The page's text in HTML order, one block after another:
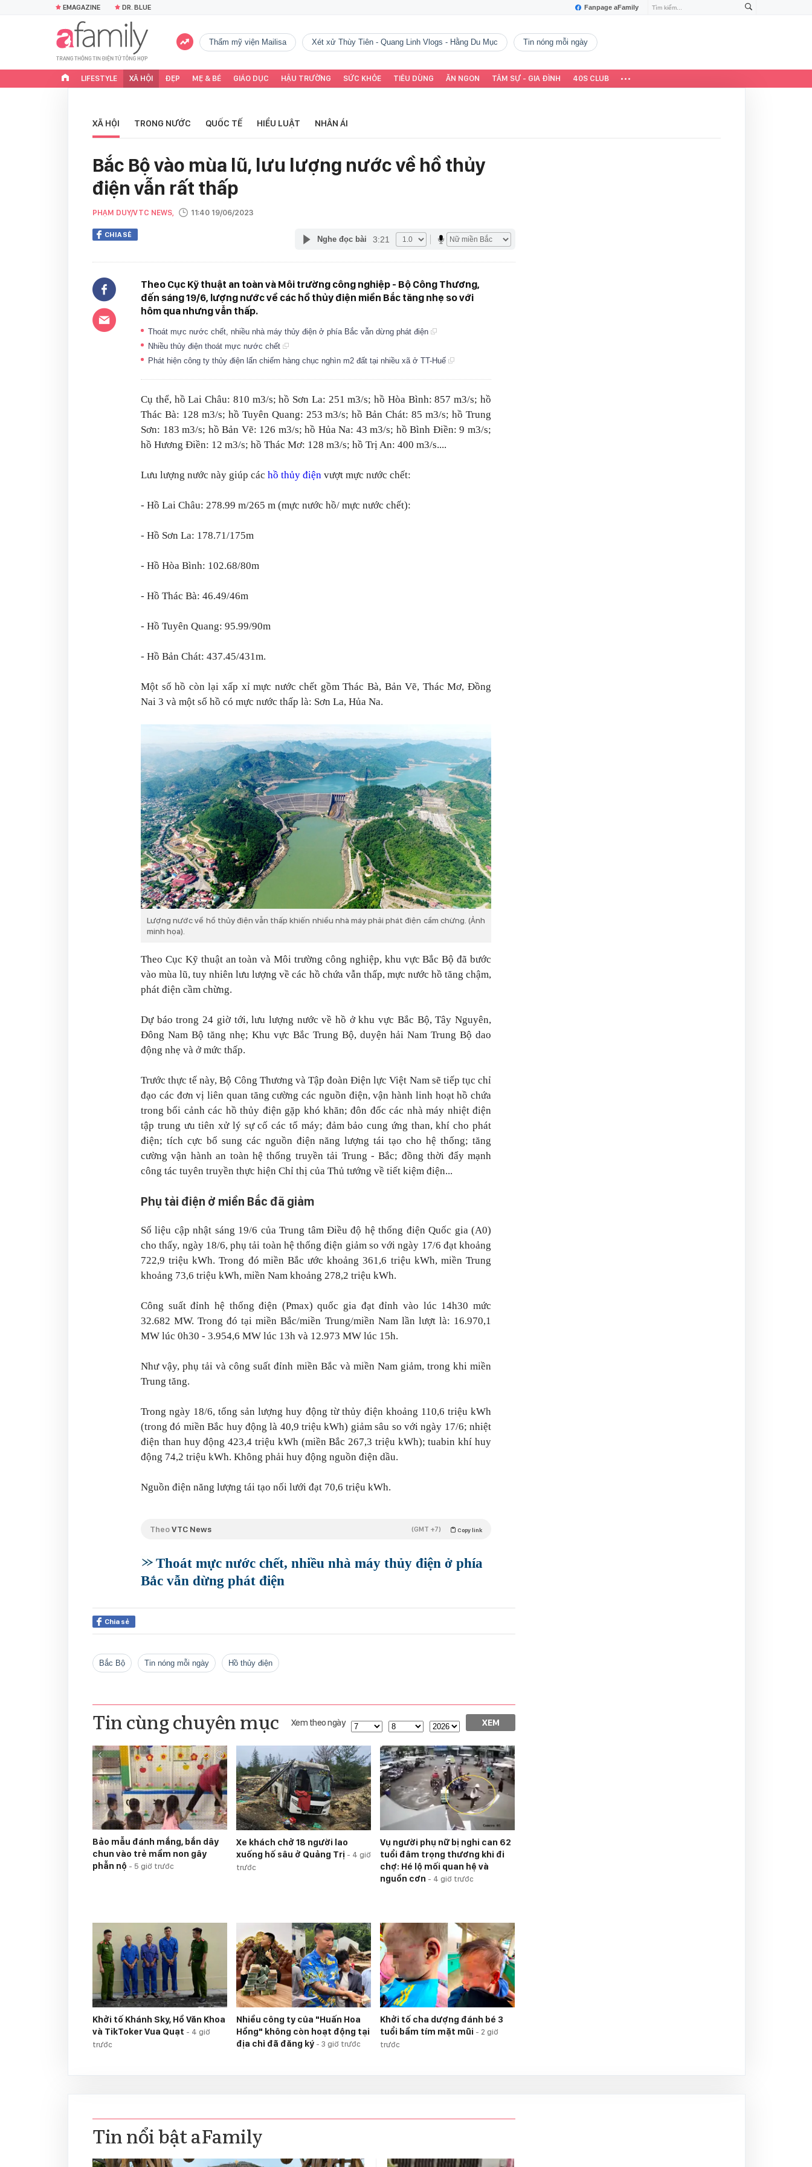
Fanpage aFamily
EMAGAZINE DR. BLUE
Thẩm mỹ viện Mailisa Xét xử Thùy Tiên - Quang Linh Vlogs - Hằng Du Mục tin nóng mỗi ngày
LIFESTYLE XÃ HỘI ĐẸP MẸ & BÉ GIÁO DỤC HẬU TRƯỜNG SỨC KHỎE TIÊU DÙNG ĂN NGON TÂM SỰ - GIA ĐÌNH 40S CLUB
XÃ HỘI TRONG NƯỚC QUỐC TẾ HIỂU LUẬT NHÂN ÁI
Bắc Bộ vào mùa lũ, lưu lượng nước về hồ thủy
điện vẫn rất thấp
PHẠM DUY/VTC NEWS, 11:40 19/06/2023
CHIA SẺ Nghe đọc bài 3:21
Theo Cục Kỹ thuật an toàn và Môi trường công nghiệp - Bộ Công Thương,
đến sáng 19/6, lượng nước về các hồ thủy điện miền Bắc tăng nhẹ so với
hôm qua nhưng vẫn thấp.
Thoát mực nước chết, nhiều nhà máy thủy điện ở phía Bắc vẫn dừng phát điện
Nhiều thủy điện thoát mực nước chết
Phát hiện công ty thủy điện lấn chiếm hàng chục nghìn m2 đất tại nhiều xã ở TT-Huế
Cụ thể, hồ Lai Châu: 810 m3/s; hồ Sơn La: 251 m3/s; hồ Hòa Bình: 857 m3/s; hồ
Thác Bà: 128 m3/s; hồ Tuyên Quang: 253 m3/s; hồ Bản Chát: 85 m3/s; hồ Trung
Sơn: 183 m3/s; hồ Bản Vẽ: 126 m3/s; hồ Hủa Na: 43 m3/s; hồ Bình Điền: 9 m3/s;
hồ Hương Điền: 12 m3/s; hồ Thác Mơ: 128 m3/s; hồ Trị An: 400 m3/s....
Lưu lượng nước này giúp các hồ thủy điện vượt mực nước chết:
- Hồ Lai Châu: 278.99 m/265 m (mực nước hồ/ mực nước chết):
- Hồ Sơn La: 178.71/175m
- Hồ Hòa Bình: 102.68/80m
- Hồ Thác Bà: 46.49/46m
- Hồ Tuyên Quang: 95.99/90m
- Hồ Bản Chát: 437.45/431m.
Một số hồ còn lại xấp xỉ mực nước chết gồm Thác Bà, Bản Vẽ, Thác Mơ, Đồng
Nai 3 và một số hồ có mực nước thấp là: Sơn La, Hủa Na.
Lượng nước về hồ thủy điện vẫn thấp khiến nhiều nhà máy phải phát điện cầm chừng. (Ảnh
minh họa).
Theo Cục Kỹ thuật an toàn và Môi trường công nghiệp, khu vực Bắc Bộ đã bước
vào mùa lũ, tuy nhiên lưu lượng về các hồ chứa vẫn thấp, mực nước hồ tăng chậm,
phát điện cầm chừng.
Dự báo trong 24 giờ tới, lưu lượng nước về hồ ở khu vực Bắc Bộ, Tây Nguyên,
Đông Nam Bộ tăng nhẹ; Khu vực Bắc Trung Bộ, duyện hải Nam Trung Bộ dao
động nhẹ và ở mức thấp.
Trước thực tế này, Bộ Công Thương và Tập đoàn Điện lực Việt Nam sẽ tiếp tục chỉ
đạo các đơn vị liên quan tăng cường các nguồn điện, vận hành linh hoạt hồ chứa
trong bối cảnh các hồ thủy điện gặp khó khăn; đôn đốc các nhà máy nhiệt điện
tập trung ưu tiên xử lý sự cố các tổ máy; đảm bảo cung ứng than, khí cho phát
điện; tích cực bổ sung các nguồn điện năng lượng tái tạo cho hệ thống; tăng
cường vận hành an toàn hệ thống truyền tải Trung - Bắc; đồng thời đẩy mạnh
công tác tuyên truyền thực hiện Chỉ thị của Thủ tướng về tiết kiệm điện...
Phụ tải điện ở miền Bắc đã giảm
Số liệu cập nhật sáng 19/6 của Trung tâm Điều độ hệ thống điện Quốc gia (A0)
cho thấy, ngày 18/6, phụ tải toàn hệ thống điện giảm so với ngày 17/6 đạt khoảng
722,9 triệu kWh. Trong đó miền Bắc ước khoảng 361,6 triệu kWh, miền Trung
khoảng 73,6 triệu kWh, miền Nam khoảng 278,2 triệu kWh.
Công suất đỉnh hệ thống điện (Pmax) quốc gia đạt đỉnh vào lúc 14h30 mức
32.682 MW. Trong đó tại miền Bắc/miền Trung/miền Nam lần lượt là: 16.970,1
MW lúc 0h30 - 3.954,6 MW lúc 13h và 12.973 MW lúc 15h.
Như vậy, phụ tải và công suất đỉnh miền Bắc và miền Nam giảm, trong khi miền
Trung tăng.
Trong ngày 18/6, tổng sản lượng huy động từ thủy điện khoảng 110,6 triệu kWh
(trong đó miền Bắc huy động là 40,9 triệu kWh) giảm sâu so với ngày 17/6; nhiệt
điện than huy động 423,4 triệu kWh (miền Bắc 267,3 triệu kWh); tuabin khí huy
động 74,2 triệu kWh. Không phải huy động nguồn điện dầu.
Nguồn điện năng lượng tái tạo nối lưới đạt 70,6 triệu kWh.
TheoVTC News Copy link
(GMT +7)
Thoát mực nước chết, nhiều nhà máy thủy điện ở phía
Bắc vẫn dừng phát điện
Chia sẻ
Bắc Bộ tin nóng mỗi ngày hồ thủy điện
Tin cùng chuyên mục Xem theo ngày XEM
Bảo mẫu đánh mắng, bắn dây
chun vào trẻ mầm non gây
phẫn nộ - 5 giờ trước
Xe khách chở 18 người lao
xuống hố sâu ở Quảng Trị - 4 giờ
trước
Vụ người phụ nữ bị nghi can 62
tuổi đâm trọng thương khi đi
chợ: Hé lộ mối quan hệ và
nguồn cơn - 4 giờ trước
Khởi tố Khánh Sky, Hồ Văn Khoa
và TikToker Vua Quạt - 4 giờ
trước
Nhiều công ty của "Huấn Hoa
Hồng" không còn hoạt động tại
địa chỉ đã đăng ký - 3 giờ trước
Khởi tố cha dượng đánh bé 3
tuổi bầm tím mặt mũi - 2 giờ
trước
Tin nổi bật aFamily